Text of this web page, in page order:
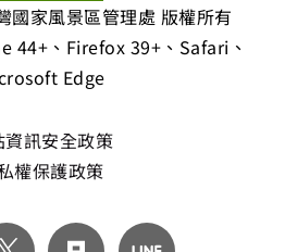
國家風景區管理處 版權所有
44+、Firefox 39+、Safari、
Edge
資訊安全政策
權保護政策